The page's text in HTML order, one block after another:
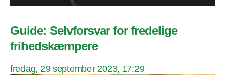
Guide: Selvforsvar for fredelige
frihedskæmpere
fredag, 29 september 2023, 17:29